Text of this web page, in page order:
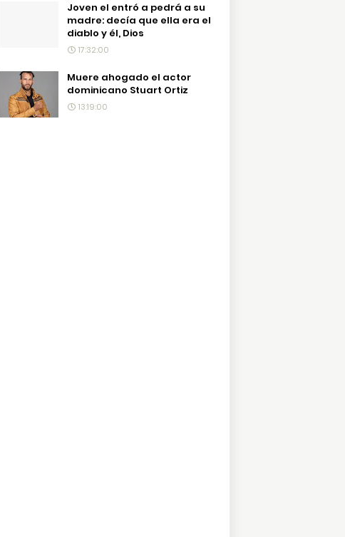
Joven el entró a pedrá a su
madre: decía que ella era el
diablo y él, Dios
17:32:00
Muere ahogado el actor
dominicano Stuart Ortiz
13:19:00